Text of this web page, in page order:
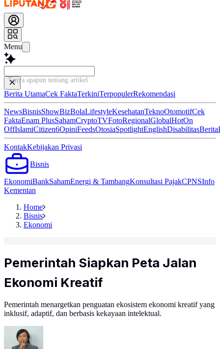
Menu
Tanya apapun tentang artikel ini...
Berita UtamaCek FaktaTerkiniTerpopulerRekomendasi
NewsBisnisShowBizBolaLifestyleKesehatanTeknoOtomotifCek
FaktaEnam PlusSahamCryptoTVFotoRegionalGlobalHotOn
OffIslamiCitizen6OpiniFeedsOtosiaSpotlightEnglishDisabilitasBerita
KontakKebijakan Privasi
Bisnis
EkonomiBankSahamEnergi & TambangKonsultasi PajakCPNSInfo
Kementan
Home
Bisnis
Ekonomi
Pemerintah Siapkan Peta Jalan
Ekonomi Kreatif
Pemerintah menargetkan penguatan ekosistem ekonomi kreatif yang
inklusif, adaptif, dan berbasis kekayaan intelektual.